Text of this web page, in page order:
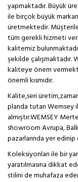
yapmaktadır. Büyük
ile birçok büyük
üretmektedir.
tüm gerekli hizmeti
kalitemiz
şekilde
kaliteye önem
önemli kısmıdır.
Kalite,seri
planda tutan Wemsey
almıştır.WEMSEY
showroom Avrupa,
pazarlarında yer
Koleksiyonları ile bir
yaratılmasına dikkat
stilini de muhafaza